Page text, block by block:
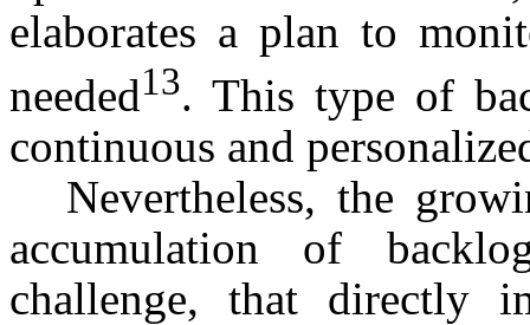
elaborates a plan to
needed13. This type of
continuous and
Nevertheless, the
accumulation of
challenge, that directly